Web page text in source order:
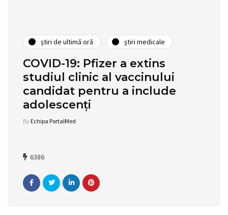
știri de ultimă oră ştiri medicale
COVID-19: Pfizer a extins
studiul clinic al vaccinului
candidat pentru a include
adolescenți
By Echipa PortalMed
6386